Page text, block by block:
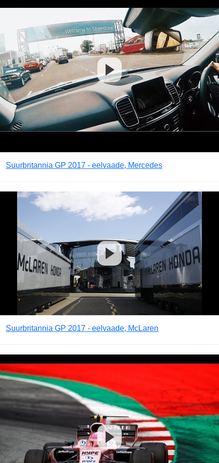
Suurbritannia GP 2017 - eelvaade, Mercedes
Suurbritannia GP 2017 - eelvaade, McLaren